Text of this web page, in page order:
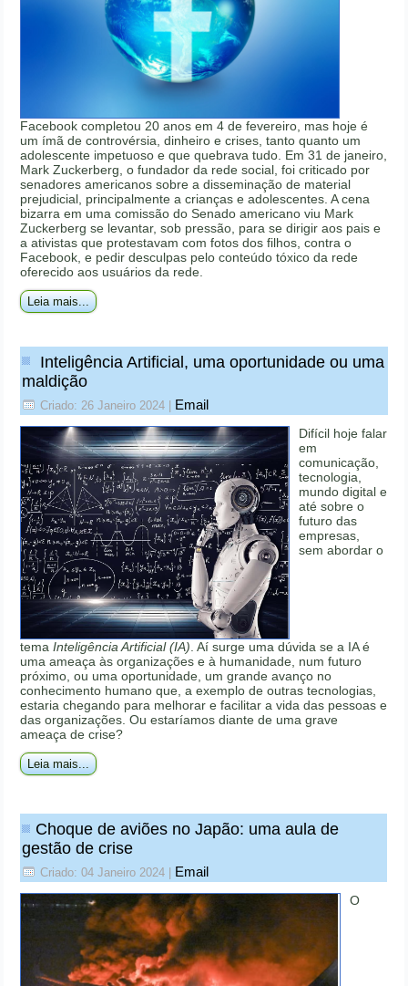
Facebook completou 20 anos em 4 de fevereiro, mas hoje é
um ímã de controvérsia, dinheiro e crises, tanto quanto um
adolescente impetuoso e que quebrava tudo. Em 31 de janeiro,
Mark Zuckerberg, o fundador da rede social, foi criticado por
senadores americanos sobre a disseminação de material
prejudicial, principalmente a crianças e adolescentes. A cena
bizarra em uma comissão do Senado americano viu Mark
Zuckerberg se levantar, sob pressão, para se dirigir aos pais e
a ativistas que protestavam com fotos dos filhos, contra o
Facebook, e pedir desculpas pelo conteúdo tóxico da rede
oferecido aos usuários da rede.
Leia mais...
Inteligência Artificial, uma oportunidade ou uma
maldição
Criado: 26 Janeiro 2024 | Email
Difícil hoje falar
em
comunicação,
tecnologia,
mundo digital e
até sobre o
futuro das
empresas,
sem abordar o
temaInteligência Artificial (IA). Aí surge uma dúvida se a IA é
uma ameaça às organizações e à humanidade, num futuro
próximo, ou uma oportunidade, um grande avanço no
conhecimento humano que, a exemplo de outras tecnologias,
estaria chegando para melhorar e facilitar a vida das pessoas e
das organizações. Ou estaríamos diante de uma grave
ameaça de crise?
Leia mais...
Choque de aviões no Japão: uma aula de
gestão de crise
Criado: 04 Janeiro 2024 Email
O